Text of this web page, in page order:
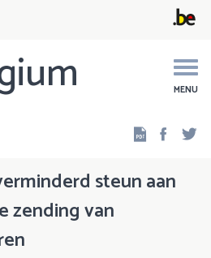
MENU
steun aan
zending van